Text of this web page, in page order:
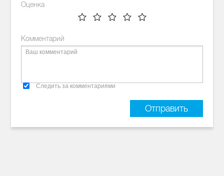
Оценка
Комментарий
Следить за комментариями